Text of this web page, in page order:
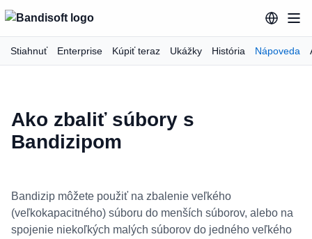
Stiahnuť Enterprise Kúpiť teraz Ukážky História Nápoveda
Ako zbaliť súbory s
Bandizipom
Bandizip môžete použiť na zbalenie veľkého
(veľkokapacitného) súboru do menších súborov, alebo na
spojenie niekoľkých malých súborov do jedného veľkého